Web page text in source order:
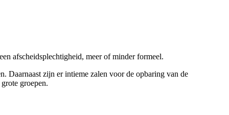
afscheidsplechtigheid, meer of minder formeel.
Daarnaast zijn er intieme zalen voor de opbaring van de
groepen.